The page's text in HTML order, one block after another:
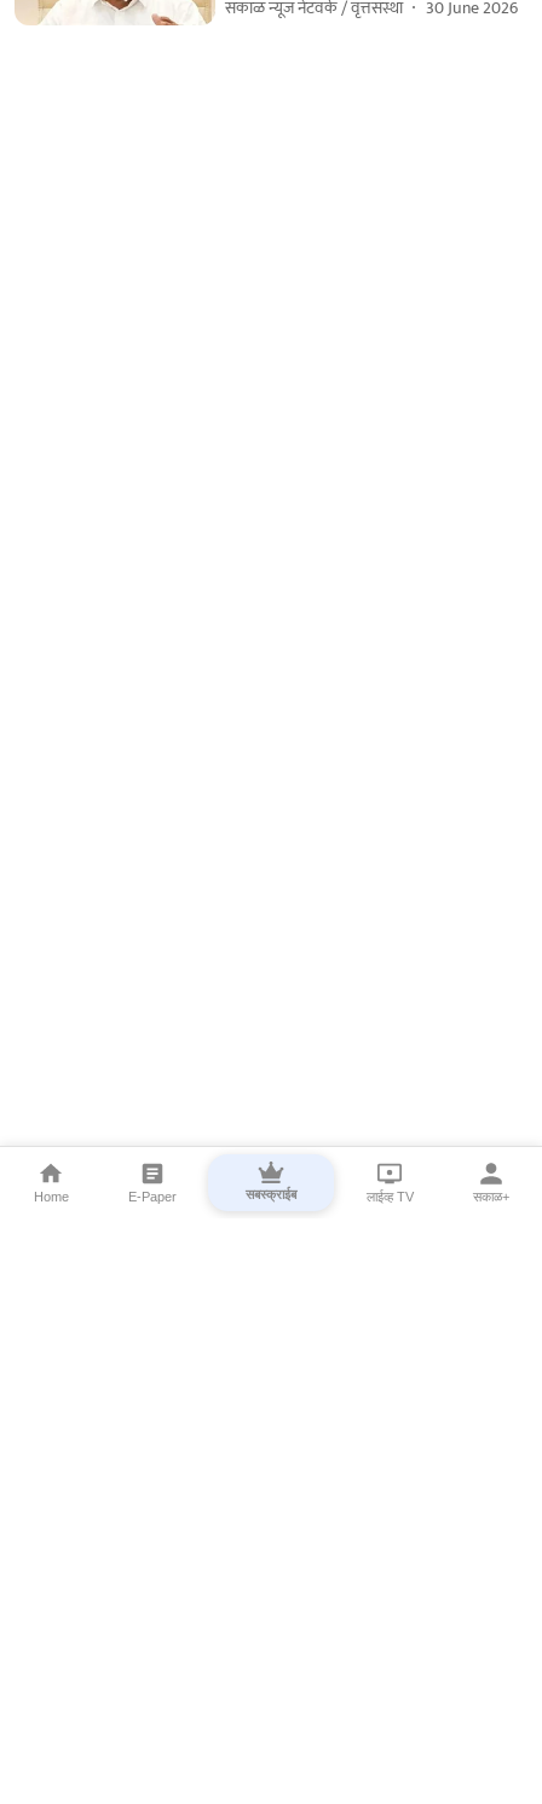
सकाळ न्यूज नेटवर्क / वृत्तसंस्था 30 June 2026
Home E-Paper सबस्क्राईब लाईव्ह TV सकाळ+